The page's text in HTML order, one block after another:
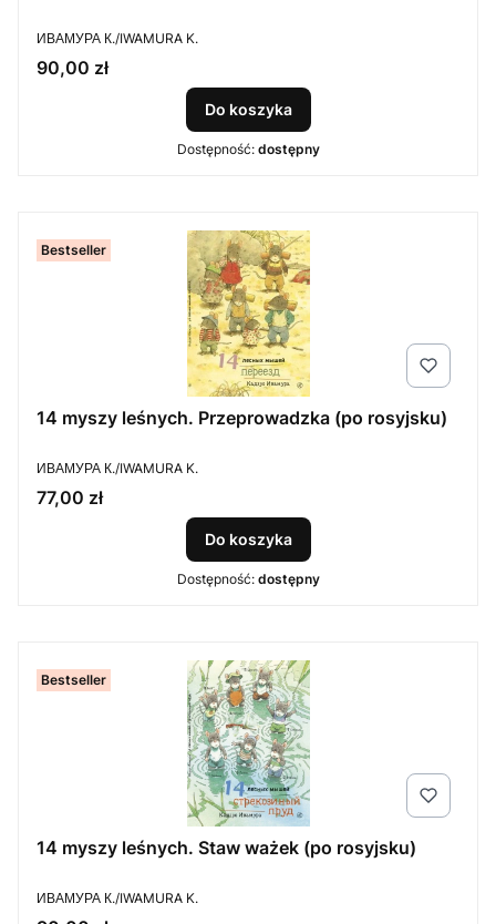
PRODUCENT
ИВАМУРА К./IWAMURA K.
Cena
90,00 zł
Do koszyka
Dostępność: dostępny
Bestseller
14 myszy leśnych. Przeprowadzka (po rosyjsku)
PRODUCENT
ИВАМУРА К./IWAMURA K.
Cena
77,00 zł
Do koszyka
Dostępność: dostępny
Bestseller
14 myszy leśnych. Staw ważek (po rosyjsku)
PRODUCENT
ИВАМУРА К./IWAMURA K.